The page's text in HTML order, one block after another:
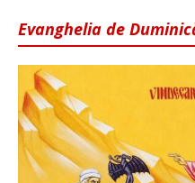
Evanghelia de